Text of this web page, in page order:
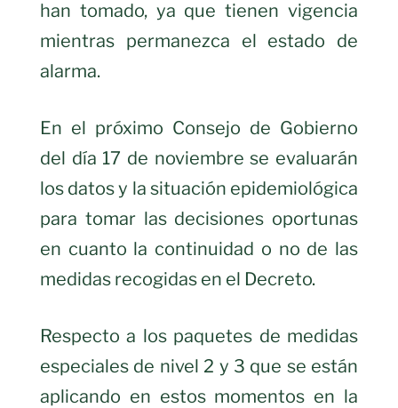
han tomado, ya que tienen vigencia
mientras permanezca el estado de
alarma.
En el próximo Consejo de Gobierno
del día 17 de noviembre se evaluarán
los datos y la situación epidemiológica
para tomar las decisiones oportunas
en cuanto la continuidad o no de las
medidas recogidas en el Decreto.
Respecto a los paquetes de medidas
especiales de nivel 2 y 3 que se están
aplicando en estos momentos en la